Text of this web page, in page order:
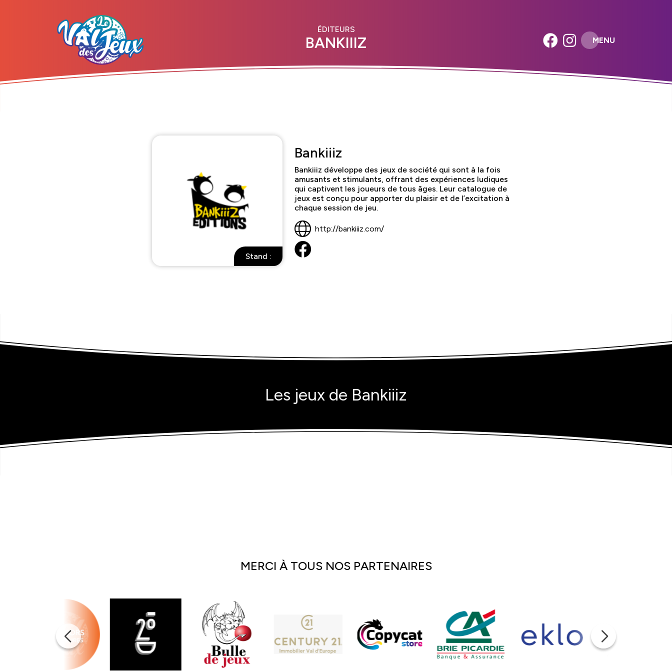
ÉDITEURS
BANKIIIZ MENU
Stand :
Bankiiiz
Bankiiiz développe des jeux de société qui sont à la fois
amusants et stimulants, offrant des expériences ludiques
qui captivent les joueurs de tous âges. Leur catalogue de
jeux est conçu pour apporter du plaisir et de l’excitation à
chaque session de jeu.
http://bankiiiz.com/
Les jeux de Bankiiiz
MERCI À TOUS NOS PARTENAIRES